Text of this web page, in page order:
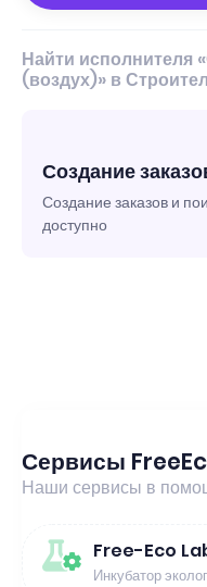
Найти исполнителя
(воздух)» в
Создание
Создание заказов и
доступно
Сервисы
Наши сервисы в
Free-Eco
Инкубатор